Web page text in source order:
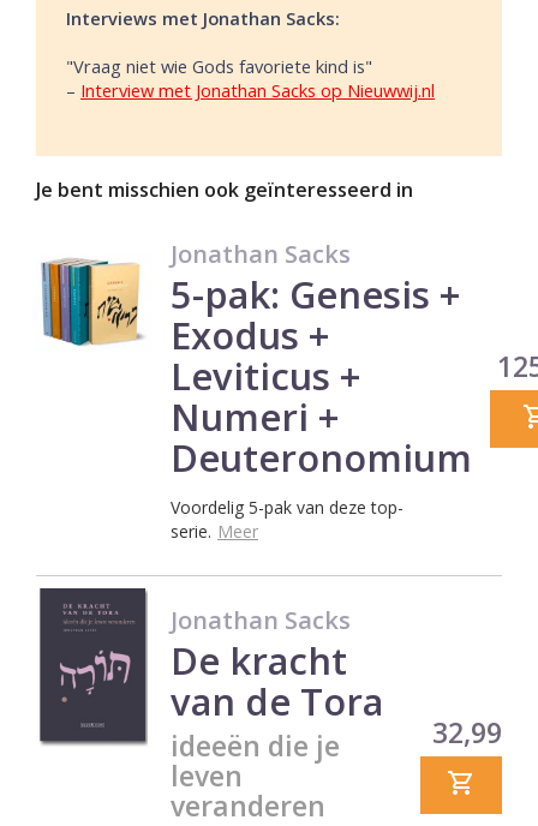
Interviews met Jonathan Sacks:
"Vraag niet wie Gods favoriete kind is"
– Interview met Jonathan Sacks op Nieuwwij.nl
Je bent misschien ook geïnteresseerd in
Jonathan Sacks
5-pak: Genesis +
Exodus +
Leviticus +
Numeri +
Deuteronomium
Voordelig 5-pak van deze top-
serie. Meer
Jonathan Sacks
De kracht
van de Tora
ideeën die je
leven
veranderen
Prijs
32,99